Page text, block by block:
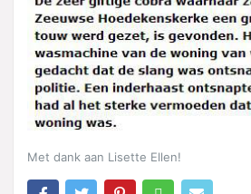
Met dank aan Lisette Ellen!